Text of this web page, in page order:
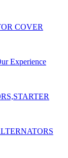
COVER
Experience